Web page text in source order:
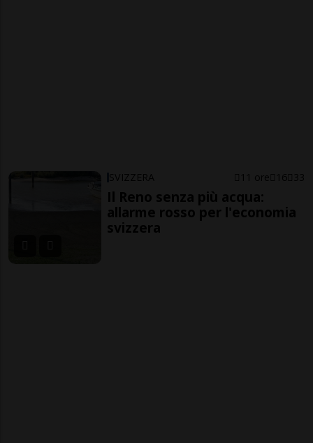
SVIZZERA 11 ore 16 33
Il Reno senza più acqua:
allarme rosso per l'economia
svizzera